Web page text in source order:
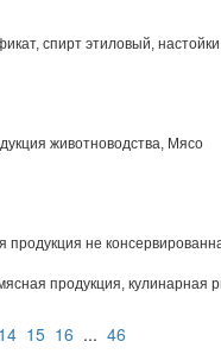
спирт этиловый,
животноводства, Мясо
продукция не
продукция, кулинарная
14 15 16 ... 46